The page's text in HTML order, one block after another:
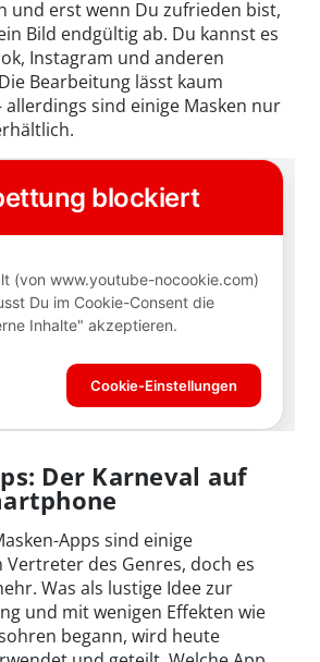
und erst wenn Du zufrieden bist,
Bild endgültig ab. Du kannst es
Instagram und anderen
Bearbeitung lässt kaum
allerdings sind einige Masken nur
Der Karneval auf
Apps sind einige
des Genres, doch es
Was als lustige Idee zur
und mit wenigen Effekten wie
begann, wird heute